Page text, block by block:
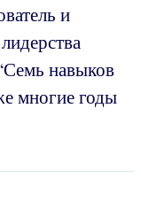
и
навыков
многие годы